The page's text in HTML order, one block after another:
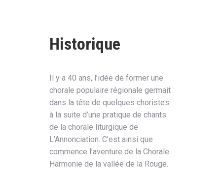
Historique
Il y a 40 ans, l’idée de former une
chorale populaire régionale germait
dans la tête de quelques choristes
à la suite d’une pratique de chants
de la chorale liturgique de
L’Annonciation. C’est ainsi que
commence l’aventure de la Chorale
Harmonie de la vallée de la Rouge.